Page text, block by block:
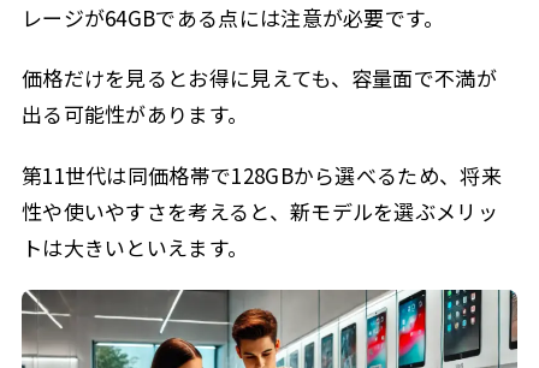
レージが64GBである点には注意が必要です。
価格だけを見るとお得に見えても、容量面で不満が
出る可能性があります。
第11世代は同価格帯で128GBから選べるため、将来
性や使いやすさを考えると、新モデルを選ぶメリッ
トは大きいといえます。